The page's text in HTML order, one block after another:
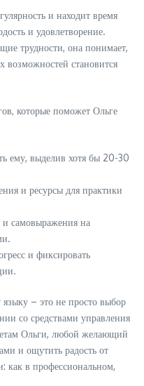
и находит время
и удовлетворение.
трудности, она понимает,
возможностей становится
которые поможет Ольге
ему, выделив хотя бы 20-30
и ресурсы для практики
самовыражения на
и фиксировать
– это не просто выбор
со средствами управления
Ольги, любой желающий
и ощутить радость от
как в профессиональном,